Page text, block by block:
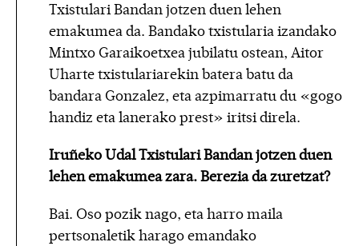
Txistulari Bandan jotzen duen lehen
emakumea da. Bandako txistularia izandako
Mintxo Garaikoetxea jubilatu ostean, Aitor
Uharte txistulariarekin batera batu da
bandara Gonzalez, eta azpimarratu du «gogo
handiz eta lanerako prest» iritsi direla.
Iruñeko Udal Txistulari Bandan jotzen duen
lehen emakumea zara. Berezia da zuretzat?
Bai. Oso pozik nago, eta harro maila
pertsonaletik harago emandako